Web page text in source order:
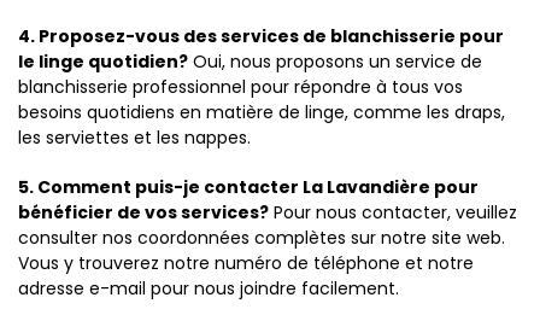
4. Proposez-vous des services de blanchisserie pour
le linge quotidien? Oui, nous proposons un service de
blanchisserie professionnel pour répondre à tous vos
besoins quotidiens en matière de linge, comme les draps,
les serviettes et les nappes.
5. Comment puis-je contacter La Lavandière pour
bénéficier de vos services? Pour nous contacter, veuillez
consulter nos coordonnées complètes sur notre site web.
Vous y trouverez notre numéro de téléphone et notre
adresse e-mail pour nous joindre facilement.